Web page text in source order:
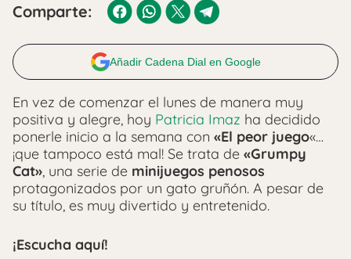
Comparte:
Añadir Cadena Dial en Google
En vez de comenzar el lunes de manera muy
positiva y alegre, hoy Patricia Imaz ha decidido
ponerle inicio a la semana con «El peor juego«…
¡que tampoco está mal! Se trata de «Grumpy
Cat», una serie de minijuegos penosos
protagonizados por un gato gruñón. A pesar de
su título, es muy divertido y entretenido.
¡Escucha aquí!